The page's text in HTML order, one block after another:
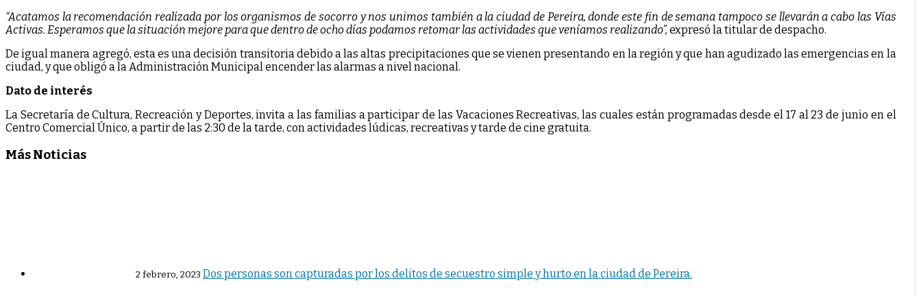
“Acatamos la recomendación realizada por los organismos de socorro y nos unimos también a la ciudad de Pereira, donde este fin de semana tampoco se llevarán a cabo las Vías
Activas. Esperamos que la situación mejore para que dentro de ocho días podamos retomar las actividades que veníamos realizando”, expresó la titular de despacho.
De igual manera agregó, esta es una decisión transitoria debido a las altas precipitaciones que se vienen presentando en la región y que han agudizado las emergencias en la
ciudad, y que obligó a la Administración Municipal encender las alarmas a nivel nacional.
Dato de interés
La Secretaría de Cultura, Recreación y Deportes, invita a las familias a participar de las Vacaciones Recreativas, las cuales están programadas desde el 17 al 23 de junio en el
Centro Comercial Único, a partir de las 2:30 de la tarde, con actividades lúdicas, recreativas y tarde de cine gratuita.
Más Noticias
2 febrero, 2023 Dos personas son capturadas por los delitos de secuestro simple y hurto en la ciudad de Pereira.